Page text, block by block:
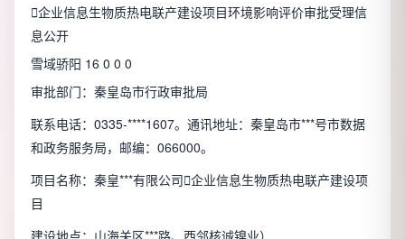
企业信息生物质热电联产建设项目环境影响评价审批受理信
息公开
雪域骄阳 16 0 0 0
审批部门：秦皇岛市行政审批局
联系电话：0335-****1607。通讯地址：秦皇岛市***号市数据
和政务服务局，邮编：066000。
项目名称：秦皇***有限公司企业信息生物质热电联产建设项
目